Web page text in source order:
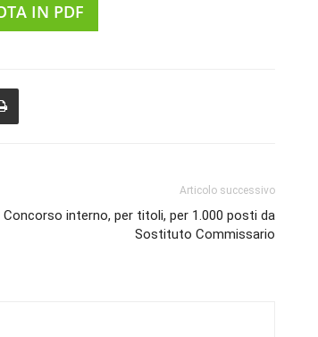
IN PDF
Articolo successivo
Concorso interno, per titoli, per 1.000 posti da
Sostituto Commissario